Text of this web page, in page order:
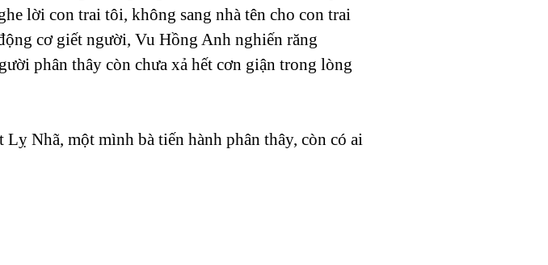
lời con trai tôi, không sang nhà tên cho con trai
cơ giết người, Vu Hồng Anh nghiến răng
phân thây còn chưa xả hết cơn giận trong lòng
Nhã, một mình bà tiến hành phân thây, còn có ai